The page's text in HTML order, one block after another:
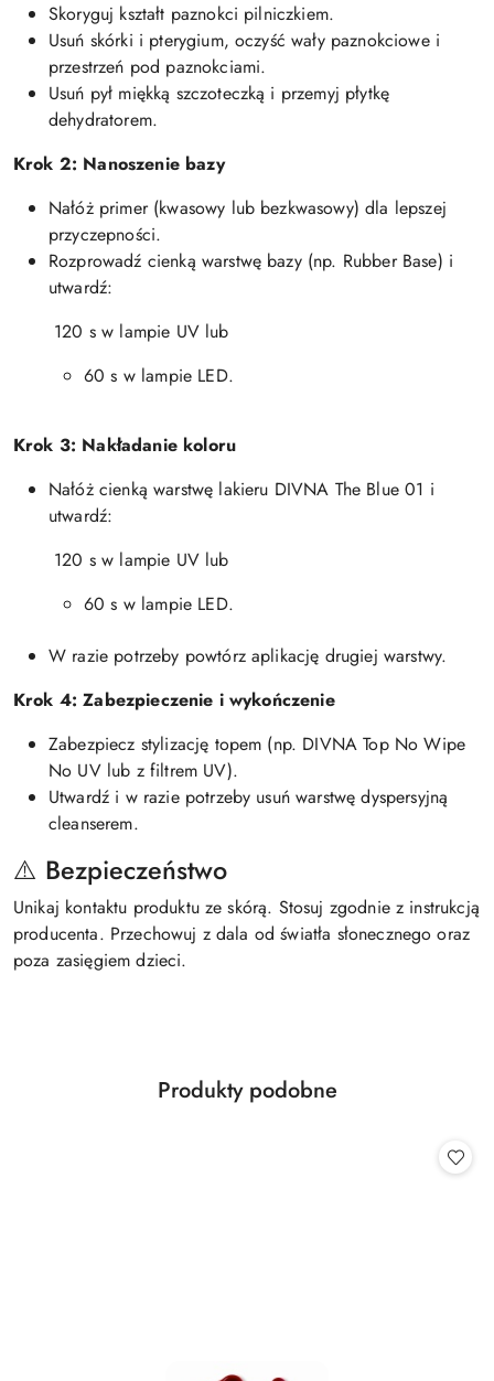
Skoryguj kształt paznokci pilniczkiem.
Usuń skórki i pterygium, oczyść wały paznokciowe i
przestrzeń pod paznokciami.
Usuń pył miękką szczoteczką i przemyj płytkę
dehydratorem.
Krok 2: Nanoszenie bazy
Nałóż primer (kwasowy lub bezkwasowy) dla lepszej
przyczepności.
Rozprowadź cienką warstwę bazy (np. Rubber Base) i
utwardź:
120 s w lampie UV lub
60 s w lampie LED.
Krok 3: Nakładanie koloru
Nałóż cienką warstwę lakieru DIVNA The Blue 01 i
utwardź:
120 s w lampie UV lub
60 s w lampie LED.
W razie potrzeby powtórz aplikację drugiej warstwy.
Krok 4: Zabezpieczenie i wykończenie
Zabezpiecz stylizację topem (np. DIVNA Top No Wipe
No UV lub z filtrem UV).
Utwardź i w razie potrzeby usuń warstwę dyspersyjną
cleanserem.
⚠️ Bezpieczeństwo
Unikaj kontaktu produktu ze skórą. Stosuj zgodnie z instrukcją
producenta. Przechowuj z dala od światła słonecznego oraz
poza zasięgiem dzieci.
Pomiń karuzelę produktów
Produkty
Produkty podobne